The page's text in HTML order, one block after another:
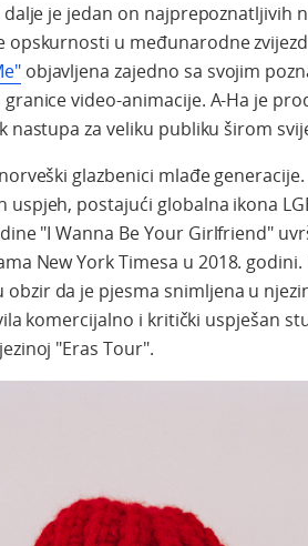
dalje je jedan on najprepoznatljivih
opskurnosti u međunarodne
objavljena zajedno sa svojim
video-animacije. A-Ha je
nastupa za veliku publiku širom
glazbenici mlađe
postajući globalna ikona
"I Wanna Be Your Girlfriend"
New York Timesa u 2018.
da je pjesma snimljena u
komercijalno i kritički uspješan
"Eras Tour".